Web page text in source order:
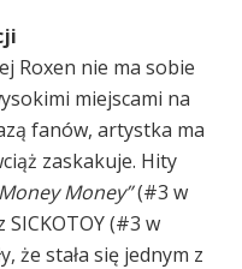
Roxen nie ma sobie
miejscami na
fanów, artystka ma
zaskakuje. Hity
Money”(#3 w
SICKOTOY (#3 w
że stała się jednym z